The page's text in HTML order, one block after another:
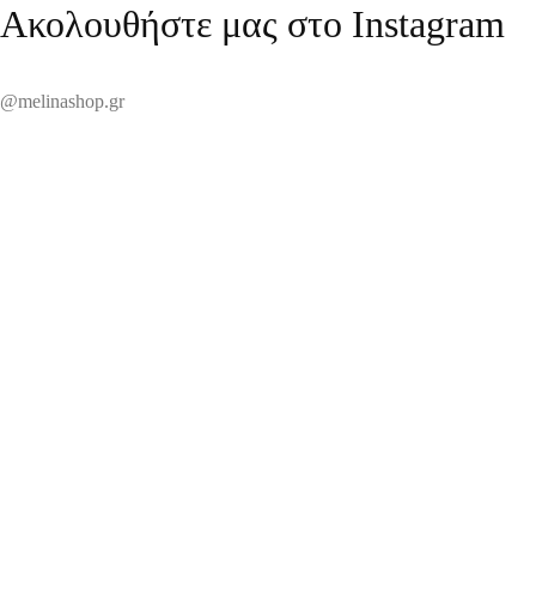
Ακολουθήστε μας στο Instagram
@melinashop.gr